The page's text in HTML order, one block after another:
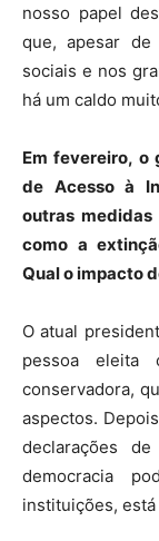
nosso papel
que, apesar
sociais e nos
há um caldo
Em fevereiro, o
de Acesso à
outras
como a
Qual o impacto
O atual
pessoa eleita
conservadora,
aspectos.
declarações
democracia
instituições, está